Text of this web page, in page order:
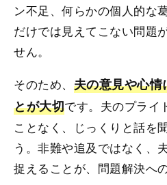
ン不足、何らかの個人的な
だけでは見えてこない問題
せん。
そのため、 夫の意見や心
とが大切です。夫のプライ
ことなく、じっくりと話を
う。非難や追及ではなく、
捉えることが、問題解決へ